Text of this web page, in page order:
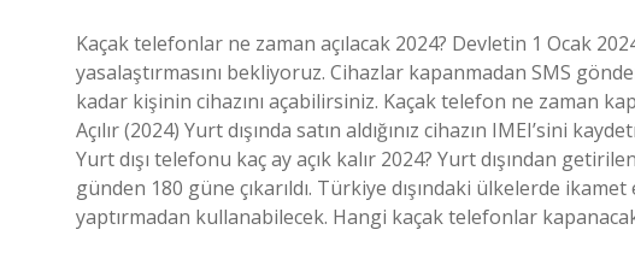
Kaçak telefonlar ne zaman açılacak 2024? Devletin 1 Ocak
yasalaştırmasını bekliyoruz. Cihazlar kapanmadan SMS
kadar kişinin cihazını açabilirsiniz. Kaçak telefon ne zaman
Açılır (2024) Yurt dışında satın aldığınız cihazın IMEI’sini
Yurt dışı telefonu kaç ay açık kalır 2024? Yurt dışından
günden 180 güne çıkarıldı. Türkiye dışındaki ülkelerde
yaptırmadan kullanabilecek. Hangi kaçak telefonlar